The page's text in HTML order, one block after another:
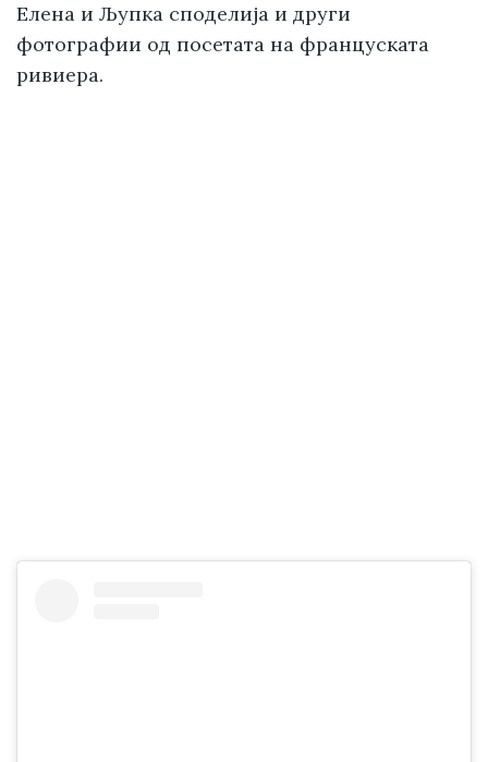
Елена и Љупка споделија и други
фотографии од посетата на француската
ривиера.